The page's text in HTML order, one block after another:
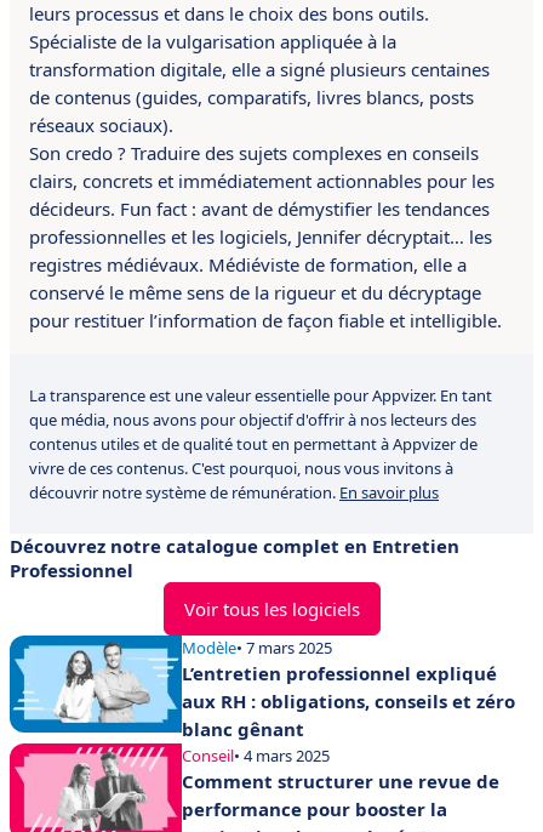
leurs processus et dans le choix des bons outils.
Spécialiste de la vulgarisation appliquée à la
transformation digitale, elle a signé plusieurs centaines
de contenus (guides, comparatifs, livres blancs, posts
réseaux sociaux).
Son credo ? Traduire des sujets complexes en conseils
clairs, concrets et immédiatement actionnables pour les
décideurs. Fun fact : avant de démystifier les tendances
professionnelles et les logiciels, Jennifer décryptait… les
registres médiévaux. Médiéviste de formation, elle a
conservé le même sens de la rigueur et du décryptage
pour restituer l’information de façon fiable et intelligible.
La transparence est une valeur essentielle pour Appvizer. En tant
que média, nous avons pour objectif d'offrir à nos lecteurs des
contenus utiles et de qualité tout en permettant à Appvizer de
vivre de ces contenus. C'est pourquoi, nous vous invitons à
découvrir notre système de rémunération. En savoir plus
Découvrez notre catalogue complet en Entretien
Professionnel
Voir tous les logiciels
Modèle• 7 mars 2025
L’entretien professionnel expliqué
aux RH : obligations, conseils et zéro
blanc gênant
Conseil• 4 mars 2025
Comment structurer une revue de
performance pour booster la